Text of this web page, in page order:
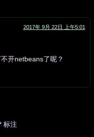
2017年 9月 22日 上午5:01
开netbeans了呢？
标注